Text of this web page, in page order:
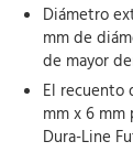
Diámetro
mm de
de mayor
El recuento
mm x 6 mm
Dura-Line